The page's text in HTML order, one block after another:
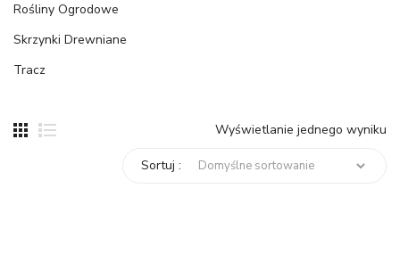
Rośliny Ogrodowe
Skrzynki Drewniane
Tracz
Wyświetlanie jednego wyniku
Sortuj :